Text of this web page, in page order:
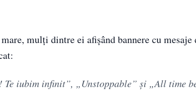
mulți dintre ei afișând bannere cu
iubim infinit”, „Unstoppable” și „All time